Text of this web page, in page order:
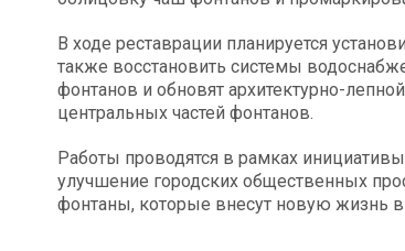
В ходе реставрации планируется
также восстановить системы
фонтанов и обновят архитектурно-
центральных частей фонтанов.
Работы проводятся в рамках
улучшение городских общественных
фонтаны, которые внесут новую жизнь